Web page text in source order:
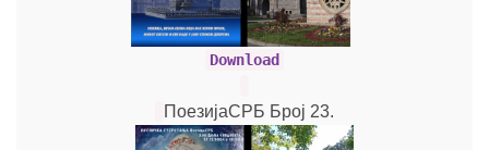
Download
ПоезијаСРБ Број 23.